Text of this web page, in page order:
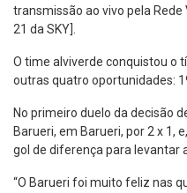
transmissão ao vivo pela Rede
21 da SKY].
O time alviverde conquistou o
outras quatro oportunidades:
No primeiro duelo da decisão
Barueri, em Barueri, por 2 x 1,
gol de diferença para levantar
“O Barueri foi muito feliz nas